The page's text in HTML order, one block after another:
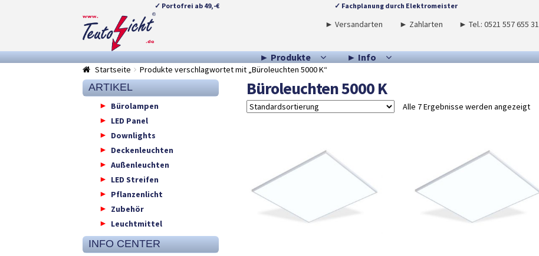
✓ Portofrei ab 49,-€ ✓ Fachplanung durch Elektromeister
Zur
Navigation
springen
Springe
zum
► Versandarten ► Zahlarten ► Tel.: 0521 557 655 31
► Produkte ► Info
Startseite
Produkte verschlagwortet mit „Büroleuchten 5000 K“
Büroleuchten 5000 K
Alle 7 Ergebnisse werden angezeigt
ARTIKEL
Bürolampen
LED Panel
Downlights
Deckenleuchten
Außenleuchten
LED Streifen
Pflanzenlicht
Zubehör
Leuchtmittel
INFO CENTER